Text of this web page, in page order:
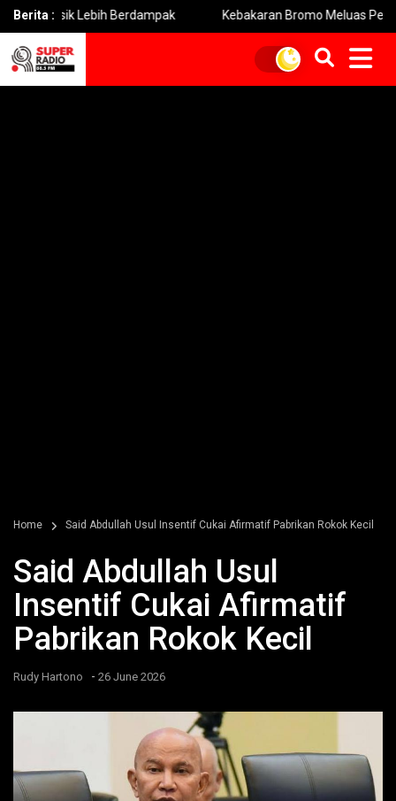
Berita :
Lebih Berdampak Kebakaran Bromo Meluas Pemadaman
Home Said Abdullah Usul Insentif Cukai Afirmatif Pabrikan Rokok Kecil
Said Abdullah Usul
Insentif Cukai Afirmatif
Pabrikan Rokok Kecil
Rudy Hartono - 26 June 2026